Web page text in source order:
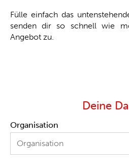
Fülle einfach das
senden dir so schnell wie
Angebot zu.
Deine
Organisation